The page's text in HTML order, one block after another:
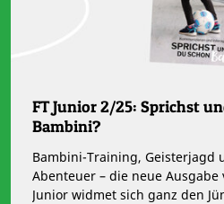
FT Junior 2/25: Sprichst
Bambini?
Bambini-Training, Geisterjagd
Abenteuer – die neue
Junior widmet sich ganz den